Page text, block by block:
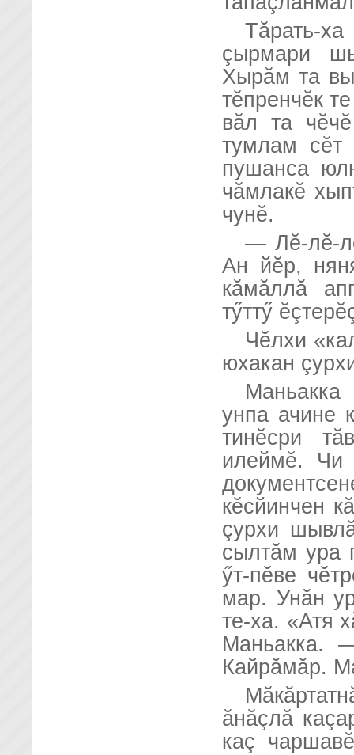
Тăрать-
çырмари
Хырăм та
тĕпренчĕк
вăл та
тумлам сĕт
пушанса
чăмлакĕ
чунĕ.
— Лĕ-лĕ-
Ан йĕр,
кăмăллă
тӳттӳ
Чĕлхи
юхакан
унпа ачине
тинĕсри
илеймĕ. Чи
кĕсйинчен
çурхи
сылтăм ура
ӳт-пĕве
мар. Унăн
те-ха. «Атя
Маньакка.
Кайрăмăр.
ăнăçлă
каç